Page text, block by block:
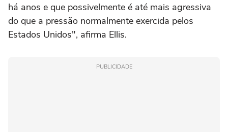
há anos e que possivelmente é até mais agressiva
do que a pressão normalmente exercida pelos
Estados Unidos", afirma Ellis.
PUBLICIDADE